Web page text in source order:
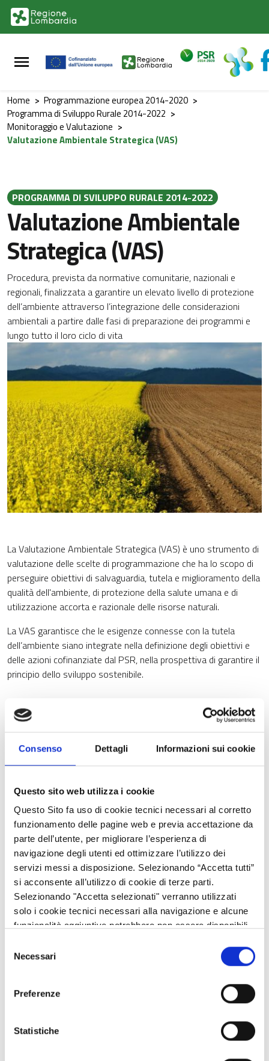
Consenso Dettagli Informazioni sui cookie
Questo sito web utilizza i cookie
Questo Sito fa uso di cookie tecnici necessari al corretto
funzionamento delle pagine web e previa accettazione da
parte dell’utente, per migliorare l’esperienza di
navigazione degli utenti ed ottimizzare l’utilizzo dei
servizi messi a disposizione. Selezionando “Accetta tutti”
si acconsente all’utilizzo di cookie di terze parti.
Selezionando "Accetta selezionati" verranno utilizzati
solo i cookie tecnici necessari alla navigazione e alcune
funzionalità aggiuntive potrebbero non essere disponibili.
delNecessari
Preferenze
Statistiche
Vai al contenuto principale
Vai al footer
Home > Programmazione europea 2014-2020 >
Programma di Sviluppo Rurale 2014-2022 >
Monitoraggio e Valutazione >
Valutazione Ambientale Strategica (VAS)
PROGRAMMA DI SVILUPPO RURALE 2014-2022
Valutazione Ambientale
Strategica (VAS)
Procedura, prevista da normative comunitarie, nazionali e
regionali, finalizzata a garantire un elevato livello di protezione
dell’ambiente attraverso l’integrazione delle considerazioni
ambientali a partire dalle fasi di preparazione dei programmi e
lungo tutto il loro ciclo di vita
La Valutazione Ambientale Strategica (VAS) è uno strumento di
valutazione delle scelte di programmazione che ha lo scopo di
perseguire obiettivi di salvaguardia, tutela e miglioramento della
qualità dell'ambiente, di protezione della salute umana e di
utilizzazione accorta e razionale delle risorse naturali.
La VAS garantisce che le esigenze connesse con la tutela
dell’ambiente siano integrate nella definizione degli obiettivi e
delle azioni cofinanziate dal PSR, nella prospettiva di garantire il
principio dello sviluppo sostenibile.
In allegato:
Rapporto Ambientale
Studio di incidenza
Sintesi non tecnica
All. 2 Analisi di contesto ambientale
All. 3 Percorso partecipativo
All. 4 Analisi vulnerabilità-resilienza
All. 5 Declinazione territoriale analisi V-R
Dichiarazione di sintesi
Nella fase attuativa del programma, la funzione di orientamento
verso i principi della sostenibilità è affidata all’
Autorità
Ambientale regionale
In particolare, il miglioramento della qualità ambientale dei
processi attuativi è perseguito attraverso la predisposizione di
strumenti di selezione degli interventi che valutano le loro
e degli effetti ambientali. Le attività di monitoraggio ambientale
sono descritte qui.